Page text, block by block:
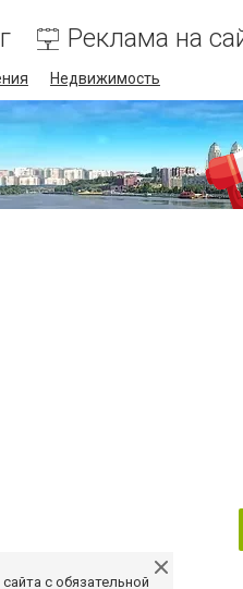
Реклама на
Недвижимость
с обязательной